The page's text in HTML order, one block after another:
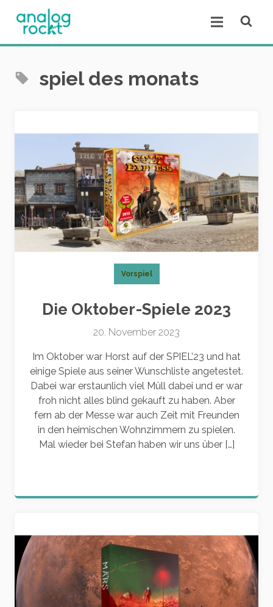
Open menu.
Open
spiel des monats
Vorspiel
Die Oktober-Spiele 2023
20. November 2023
Im Oktober war Horst auf der SPIEL’23 und hat
einige Spiele aus seiner Wunschliste angetestet.
Dabei war erstaunlich viel Müll dabei und er war
froh nicht alles blind gekauft zu haben. Aber
fern ab der Messe war auch Zeit mit Freunden
in den heimischen Wohnzimmern zu spielen.
Mal wieder bei Stefan haben wir uns über […]